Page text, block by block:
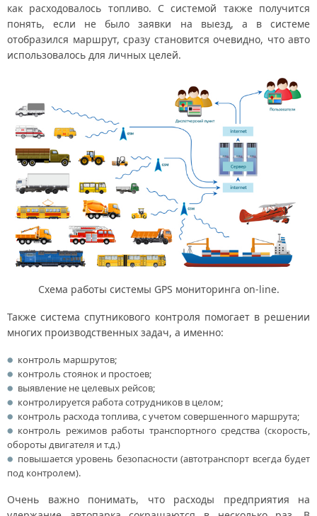
как расходовалось топливо. С системой также получится
понять, если не было заявки на выезд, а в системе
отобразился маршрут, сразу становится очевидно, что авто
использовалось для личных целей.
Схема работы системы GPS мониторинга on-line.
Также система спутникового контроля помогает в решении
многих производственных задач, а именно:
контроль маршрутов;
контроль стоянок и простоев;
выявление не целевых рейсов;
контролируется работа сотрудников в целом;
контроль расхода топлива, с учетом совершенного маршрута;
контроль режимов работы транспортного средства (скорость,
обороты двигателя и т.д.)
повышается уровень безопасности (автотранспорт всегда будет
под контролем).
Очень важно понимать, что расходы предприятия на